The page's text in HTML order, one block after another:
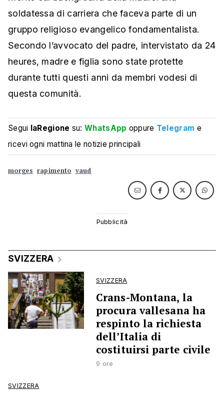
soldatessa di carriera che faceva parte di un
gruppo religioso evangelico fondamentalista.
Secondo l’avvocato del padre, intervistato da 24
heures, madre e figlia sono state protette
durante tutti questi anni da membri vodesi di
questa comunità.
Segui laRegione su:WhatsApp oppure Telegram e
ricevi ogni mattina le notizie principali
morges rapimento vaud
SVIZZERA
SVIZZERA
Crans-Montana, la
procura vallesana ha
respinto la richiesta
dell’Italia di
costituirsi parte civile
9 ore
SVIZZERA